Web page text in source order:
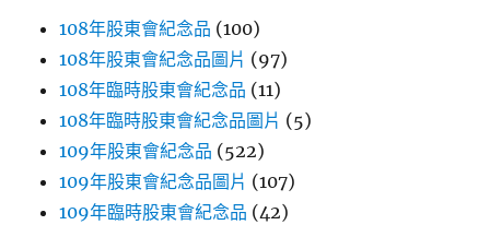
108年股東會紀念品 (100)
108年股東會紀念品圖片 (97)
108年臨時股東會紀念品 (11)
108年臨時股東會紀念品圖片 (5)
109年股東會紀念品 (522)
109年股東會紀念品圖片 (107)
109年臨時股東會紀念品 (42)